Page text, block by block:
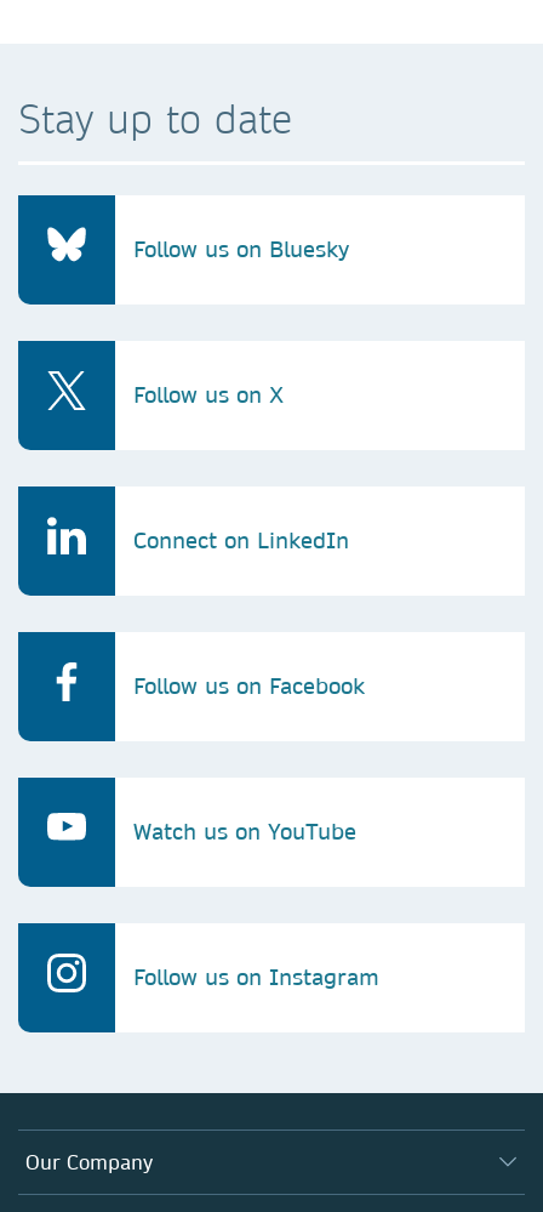
Stay up to date
Follow us on Bluesky
Follow us on X
Connect on LinkedIn
Follow us on Facebook
Watch us on YouTube
Follow us on Instagram
Our Company